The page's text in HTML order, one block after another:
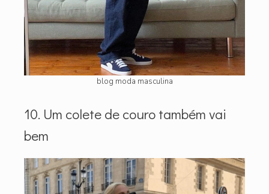
blog moda masculina
10. Um colete de couro também vai
bem